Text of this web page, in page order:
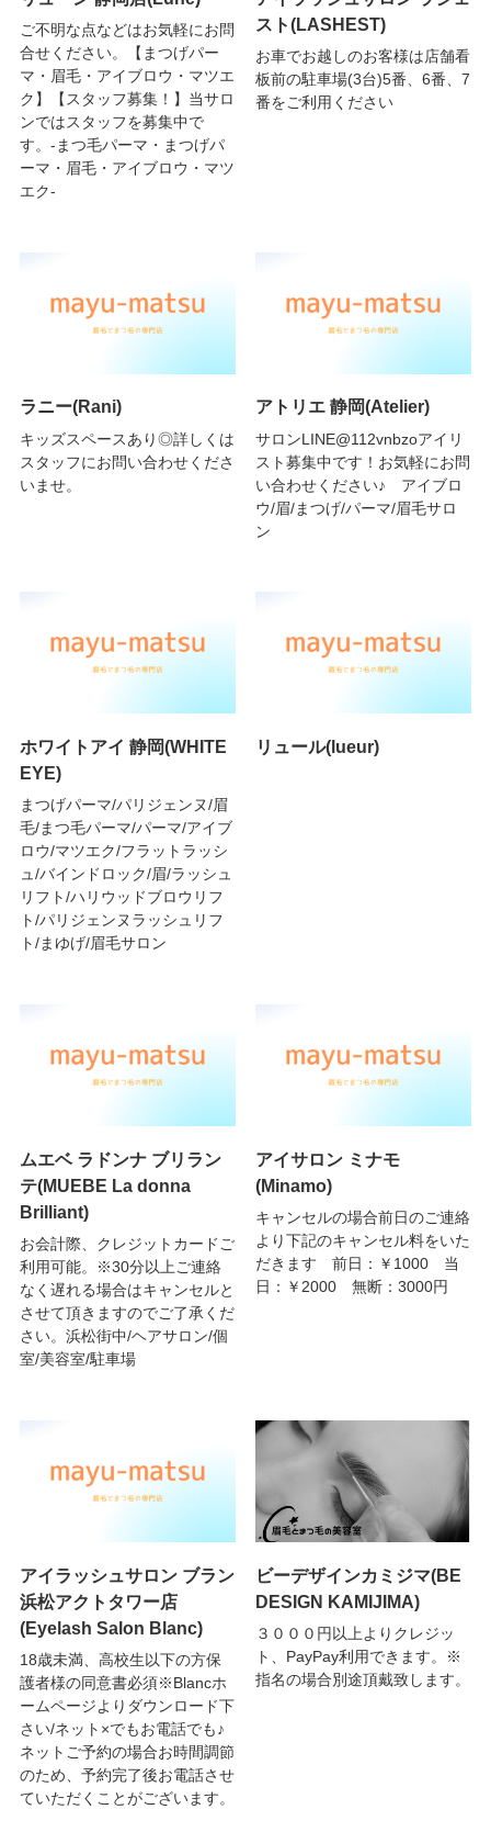
ご不明な点などはお気軽にお問
合せください。【まつげパー
マ・眉毛・アイブロウ・マツエ
ク】【スタッフ募集！】当サロ
ンではスタッフを募集中で
す。-まつ毛パーマ・まつげパ
ーマ・眉毛・アイブロウ・マツ
エク-
スト(LASHEST)
お車でお越しのお客様は店舗看
板前の駐車場(3台)5番、6番、7
番をご利用ください
ラニー(Rani)
キッズスペースあり◎詳しくは
スタッフにお問い合わせくださ
いませ。
アトリエ 静岡(Atelier)
サロンLINE@112vnbzoアイリ
スト募集中です！お気軽にお問
い合わせください♪ アイブロ
ウ/眉/まつげ/パーマ/眉毛サロ
ン
ホワイトアイ 静岡(WHITE
EYE)
まつげパーマ/パリジェンヌ/眉
毛/まつ毛パーマ/パーマ/アイブ
ロウ/マツエク/フラットラッシ
ュ/バインドロック/眉/ラッシュ
リフト/ハリウッドブロウリフ
ト/パリジェンヌラッシュリフ
ト/まゆげ/眉毛サロン
リュール(lueur)
ムエベ ラドンナ ブリラン
テ(MUEBE La donna
Brilliant)
お会計際、クレジットカードご
利用可能。※30分以上ご連絡
なく遅れる場合はキャンセルと
させて頂きますのでご了承くだ
さい。浜松街中/ヘアサロン/個
室/美容室/駐車場
アイサロン ミナモ
(Minamo)
キャンセルの場合前日のご連絡
より下記のキャンセル料をいた
だきます 前日：￥1000 当
日：￥2000 無断：3000円
アイラッシュサロン ブラン
浜松アクトタワー店
(Eyelash Salon Blanc)
18歳未満、高校生以下の方保
護者様の同意書必須※Blancホ
ームページよりダウンロード下
さい/ネット×でもお電話でも♪
ネットご予約の場合お時間調節
のため、予約完了後お電話させ
ていただくことがございます。
ビーデザインカミジマ(BE
DESIGN KAMIJIMA)
３０００円以上よりクレジッ
ト、PayPay利用できます。※
指名の場合別途頂戴致します。